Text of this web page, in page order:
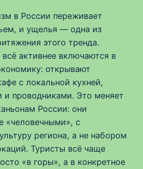
в России переживает
и ущелья — одна из
этого тренда.
активнее включаются в
открывают
с локальной кухней,
и проводниками. Это меняет
России: они
«человечными», с
региона, а не набором
Туристы всё чаще
«в горы», а в конкретное